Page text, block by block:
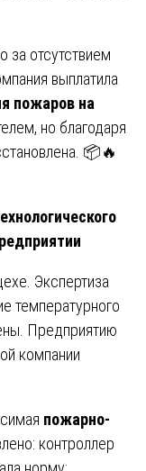
за отсутствием
выплатила
пожаров на
но благодаря
📦🔥
Экспертиза
температурного
Предприятию
компании
пожарно-
контроллер